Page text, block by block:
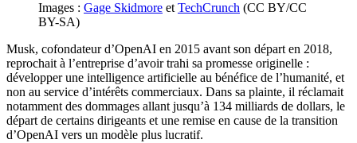
Images : Gage Skidmore et TechCrunch (CC BY/CC
BY-SA)
Musk, cofondateur d’OpenAI en 2015 avant son départ en 2018,
reprochait à l’entreprise d’avoir trahi sa promesse originelle :
développer une intelligence artificielle au bénéfice de l’humanité, et
non au service d’intérêts commerciaux. Dans sa plainte, il réclamait
notamment des dommages allant jusqu’à 134 milliards de dollars, le
départ de certains dirigeants et une remise en cause de la transition
d’OpenAI vers un modèle plus lucratif.